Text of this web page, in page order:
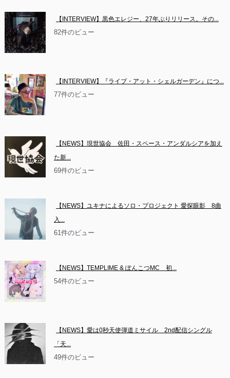
【INTERVIEW】黒色エレジー、27年ぶりリリース。その...
82件のビュー
【INTERVIEW】『ライブ・アット・シェルガーデン』につ...
77件のビュー
【NEWS】現世協会　佐田・スペース・アンダルシアを加え
た新...
69件のビュー
【NEWS】ユキナによるソロ・プロジェクト 愛探眼影　8曲
入...
61件のビュー
【NEWS】TEMPLIME & ぽんこつMC　初...
54件のビュー
【NEWS】愛は0秒天使弾道ミサイル　2nd配信シングル
「天...
49件のビュー